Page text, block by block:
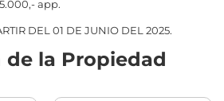
app.
DEL 01 DE JUNIO DEL 2025.
la Propiedad